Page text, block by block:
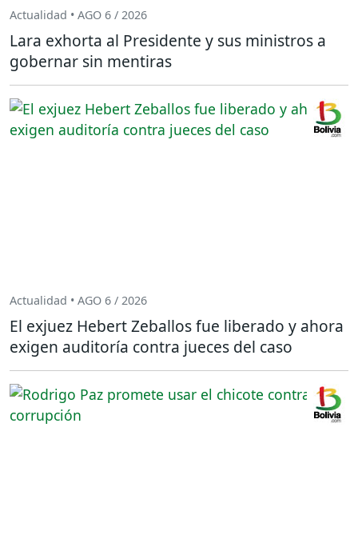
Actualidad • AGO 6 / 2026
Lara exhorta al Presidente y sus ministros a
gobernar sin mentiras
Actualidad • AGO 6 / 2026
El exjuez Hebert Zeballos fue liberado y ahora
exigen auditoría contra jueces del caso